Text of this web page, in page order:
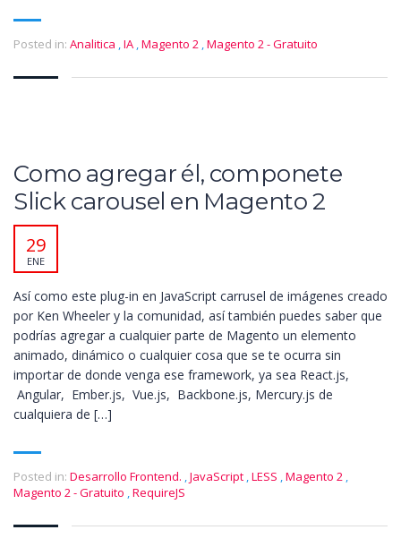
Posted in: Analitica ,IA ,Magento 2 ,Magento 2 - Gratuito
Como agregar él, componete
Slick carousel en Magento 2
29
ENE
Así como este plug-in en JavaScript carrusel de imágenes creado
por Ken Wheeler y la comunidad, así también puedes saber que
podrías agregar a cualquier parte de Magento un elemento
animado, dinámico o cualquier cosa que se te ocurra sin
importar de donde venga ese framework, ya sea React.js,
Angular, Ember.js, Vue.js, Backbone.js, Mercury.js de
cualquiera de […]
Posted in: Desarrollo Frontend. ,JavaScript ,LESS ,Magento 2 ,
Magento 2 - Gratuito ,RequireJS